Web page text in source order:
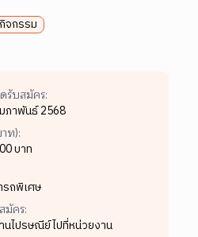
จกรรม
ดรับสมัคร:
ภาพันธ์ 2568
ท):
บาท
ถพิเศษ
มัคร:
ไปรษณีย์ไปที่หน่วยงาน